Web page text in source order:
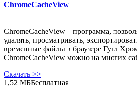
ChromeCacheView
ChromeCacheView – программа,
удалять, просматривать,
временные файлы в браузере Гугл
ChromeCacheView можно на многих
Скачать >>
1,52 МББесплатная